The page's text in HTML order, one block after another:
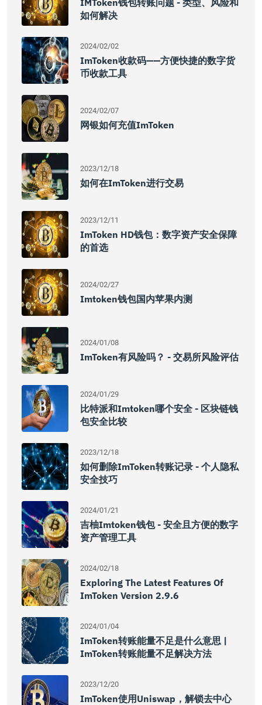
IMToken钱包转账问题 - 类型、风险和
如何解决
2024/02/02
ImToken收款码——方便快捷的数字货
币收款工具
2024/02/07
网银如何充值imToken
2023/12/18
如何在imToken进行交易
2023/12/11
ImToken HD钱包：数字资产安全保障
的首选
2024/02/27
Imtoken钱包国内苹果内测
2024/01/08
ImToken有风险吗？ - 交易所风险评估
2024/01/29
比特派和imtoken哪个安全 - 区块链钱
包安全比较
2023/12/18
如何删除imToken转账记录 - 个人隐私
安全技巧
2024/01/21
吉柚Imtoken钱包 - 安全且方便的数字
资产管理工具
2024/02/18
Exploring The Latest Features Of
ImToken Version 2.9.6
2024/01/04
ImToken转账能量不足是什么意思 |
ImToken转账能量不足解决方法
2023/12/20
ImToken使用Uniswap，解锁去中心